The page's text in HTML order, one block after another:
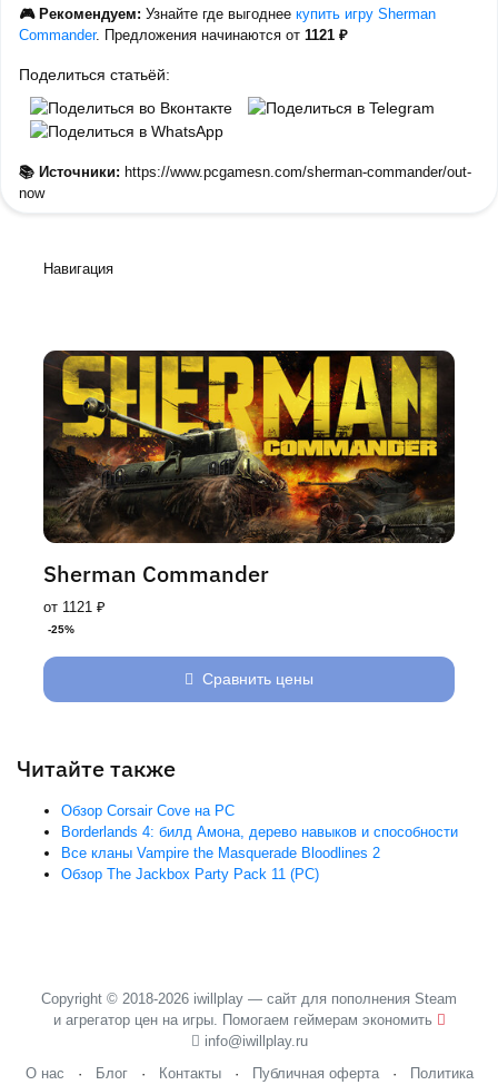
🎮 Рекомендуем: Узнайте где выгоднее купить игру Sherman
Commander. Предложения начинаются от 1121 ₽
Поделиться статьёй:
📚 Источники: https://www.pcgamesn.com/sherman-commander/out-
now
Навигация
Sherman Commander
от 1121 ₽
-25%
Сравнить цены
Читайте также
Обзор Corsair Cove на PC
Borderlands 4: билд Амона, дерево навыков и способности
Все кланы Vampire the Masquerade Bloodlines 2
Обзор The Jackbox Party Pack 11 (PC)
Copyright © 2018-2026 iwillplay — сайт для пополнения Steam
и агрегатор цен на игры. Помогаем геймерам экономить
info@iwillplay.ru
О нас · Блог· Контакты· Публичная оферта·
Политика